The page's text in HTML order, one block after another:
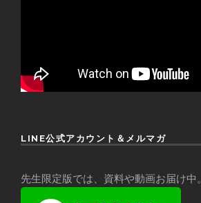
LINE公式アカウント＆メルマガ
先生限定版では、資料や動画お届け中。